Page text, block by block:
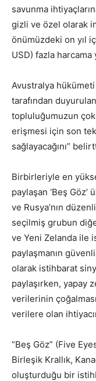
savunma
gizli ve özel olarak
önümüzdeki on yıl
USD) fazla harcama
Avustralya
tarafından
topluluğumuzun
erişmesi için son
sağlayacağını”
Birbirleriyle en
paylaşan ‘Beş
ve Rusya’nın
seçilmiş grubun
ve Yeni Zelanda ile
paylaşmanın
olarak istihbarat
paylaşırken, yapay
verilerinin
verilere olan
“Beş Göz” (Five
Birleşik Krallık,
oluşturduğu bir